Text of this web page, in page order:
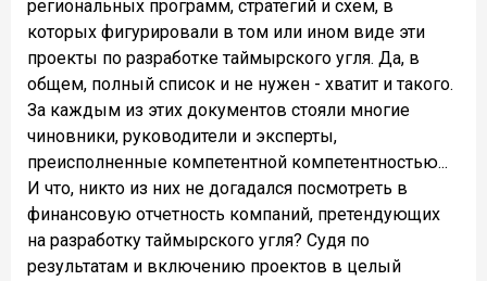
региональных программ, стратегий и схем, в
которых фигурировали в том или ином виде эти
проекты по разработке таймырского угля. Да, в
общем, полный список и не нужен - хватит и такого.
За каждым из этих документов стояли многие
чиновники, руководители и эксперты,
преисполненные компетентной компетентностью...
И что, никто из них не догадался посмотреть в
финансовую отчетность компаний, претендующих
на разработку таймырского угля? Судя по
результатам и включению проектов в целый